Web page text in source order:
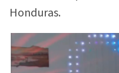
Honduras.